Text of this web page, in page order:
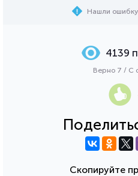
Нашли
Скопируйте
4139
Верно 7 / С